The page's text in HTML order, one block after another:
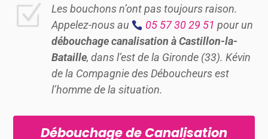
Z
Les bouchons n’ont pas toujours raison.
Appelez-nous au
05 57 30 29 51 pour un
débouchage canalisation à Castillon-la-
Bataille, dans l’est de la Gironde (33). Kévin
de la Compagnie des Déboucheurs est
l’homme de la situation.
Débouchage de Canalisation